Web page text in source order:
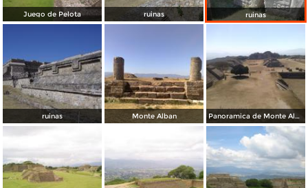
Juego de Pelota ruinas ruinas
ruinas Monte Alban Panoramica de Monte Alban